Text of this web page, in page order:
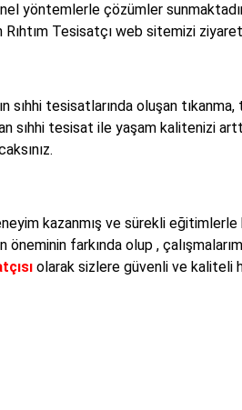
yöntemlerle çözümler
Tesisatçı web sitemizi
sıhhi tesisatlarında oluşan
sıhhi tesisat ile yaşam kalitenizi
kazanmış ve sürekli
farkında olup ,
olarak sizlere güvenli ve kaliteli